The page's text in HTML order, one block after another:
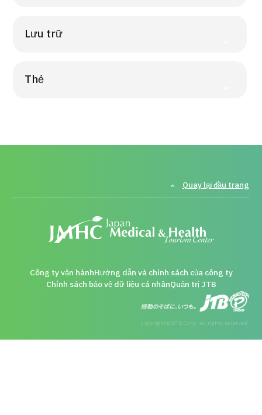
Lưu trữ
Thẻ
Quay lại đầu trang
Công ty vận hànhHướng dẫn và chính sách của công ty
Chính sách bảo vệ dữ liệu cá nhânQuản trị JTB
copyright (c)JTB Corp. all rights reserved.